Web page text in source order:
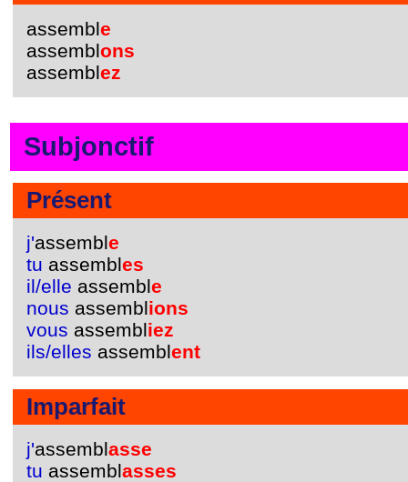
assemble
assemblons
assemblez
Subjonctif
Présent
j'assemble
tu assembles
il/elle assemble
nous assemblions
vous assembliez
ils/elles assemblent
Imparfait
j'assemblasse
tu assemblasses